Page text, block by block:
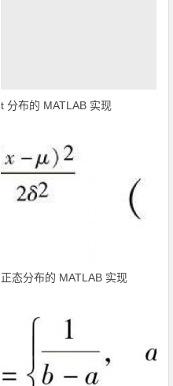
t 分布的 MATLAB 实现
正态分布的 MATLAB 实现